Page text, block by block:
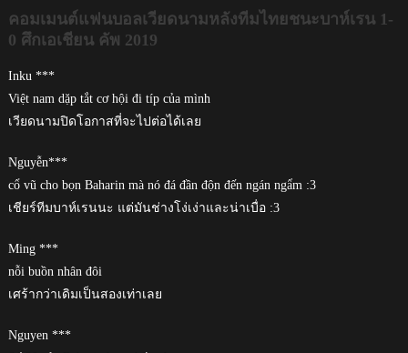
คอมเมนต์แฟนบอลเวียดนามหลังทีมไทยชนะบาห์เรน 1-
0 ศึกเอเชียน คัพ 2019
Inku ***
Việt nam dặp tắt cơ hội đi típ của mình
เวียดนามปิดโอกาสที่จะไปต่อได้เลย
Nguyễn***
cổ vũ cho bọn Baharin mà nó đá đần độn đến ngán ngẩm :3
เชียร์ทีมบาห์เรนนะ แต่มันช่างโง่เง่าและน่าเบื่อ :3
Ming ***
nỗi buồn nhân đôi
เศร้ากว่าเดิมเป็นสองเท่าเลย
Nguyen ***